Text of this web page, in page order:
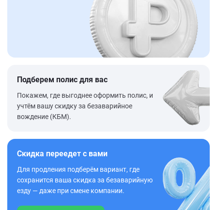
Подберем полис для вас
Покажем, где выгоднее оформить полис, и
учтём вашу скидку за безаварийное
вождение (КБМ).
Скидка переедет с вами
Для продления подберём вариант, где
сохранится ваша скидка за безаварийную
езду — даже при смене компании.